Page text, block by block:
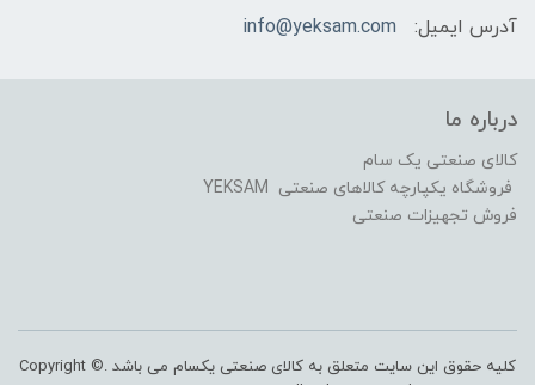
آدرس ایمیل:
info@yeksam.com
درباره ما
کالای صنعتی یک سام
فروشگاه یکپارچه کالاهای صنعتی YEKSAM
فروش تجهیزات صنعتی
کلیه حقوق این سایت متعلق به کالای صنعتی یکسام می باشد .Copyright ©